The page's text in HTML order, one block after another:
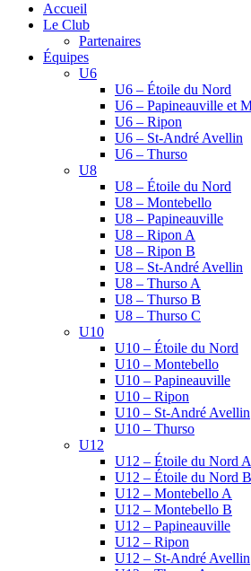
Accueil
Le Club
Partenaires
Équipes
U6
U6 – Étoile du Nord
U6 – Papineauville et
U6 – Ripon
U6 – St-André Avellin
U6 – Thurso
U8
U8 – Étoile du Nord
U8 – Montebello
U8 – Papineauville
U8 – Ripon A
U8 – Ripon B
U8 – St-André Avellin
U8 – Thurso A
U8 – Thurso B
U8 – Thurso C
U10
U10 – Étoile du Nord
U10 – Montebello
U10 – Papineauville
U10 – Ripon
U10 – St-André Avellin
U10 – Thurso
U12
U12 – Étoile du Nord A
U12 – Étoile du Nord B
U12 – Montebello A
U12 – Montebello B
U12 – Papineauville
U12 – Ripon
U12 – St-André Avellin